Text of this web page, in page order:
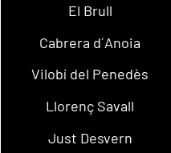
El Brull
Cabrera d´Anoia
Vilobí del Penedès
Llorenç Savall
Just Desvern